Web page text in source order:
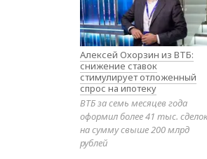
Алексей Охорзин из ВТБ:
снижение ставок
стимулирует отложенный
спрос на ипотеку
ВТБ за семь месяцев года
оформил более 41 тыс.
на сумму свыше 200 млрд
рублей